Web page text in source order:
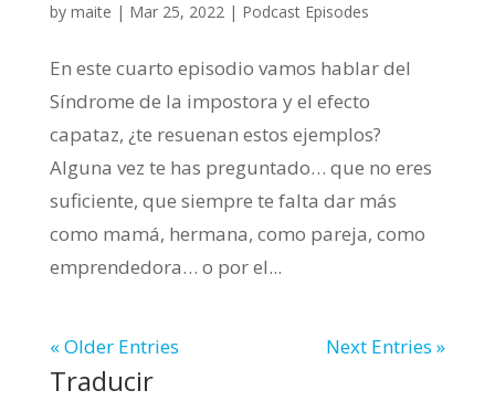
by maite | Mar 25, 2022| Podcast Episodes
En este cuarto episodio vamos hablar del
Síndrome de la impostora y el efecto
capataz, ¿te resuenan estos ejemplos?
Alguna vez te has preguntado… que no eres
suficiente, que siempre te falta dar más
como mamá, hermana, como pareja, como
emprendedora… o por el...
« Older Entries Next Entries »
Traducir